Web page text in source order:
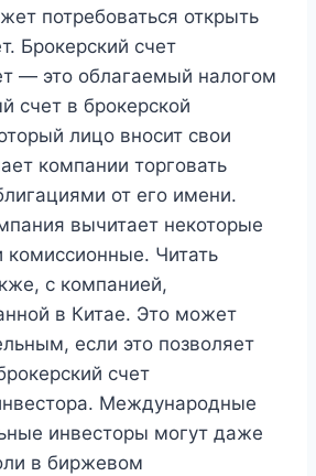
потребоваться открыть
Брокерский счет
— это облагаемый налогом
счет в брокерской
лицо вносит свои
компании торговать
от его имени.
вычитает некоторые
комиссионные. Читать
с компанией,
в Китае. Это может
если это позволяет
счет
Международные
инвесторы могут даже
в биржевом